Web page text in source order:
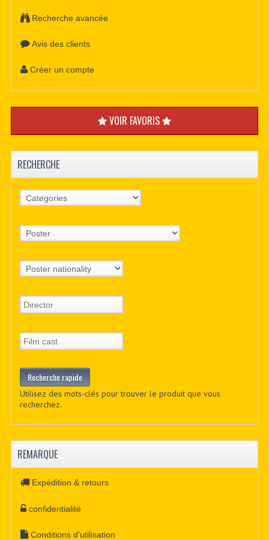
Recherche avancée
Avis des clients
Créer un compte
VOIR FAVORIS
RECHERCHE
Utilisez des mots-clés pour trouver le produit que vous
recherchez.
REMARQUE
Expédition & retours
confidentialité
Conditions d'utilisation